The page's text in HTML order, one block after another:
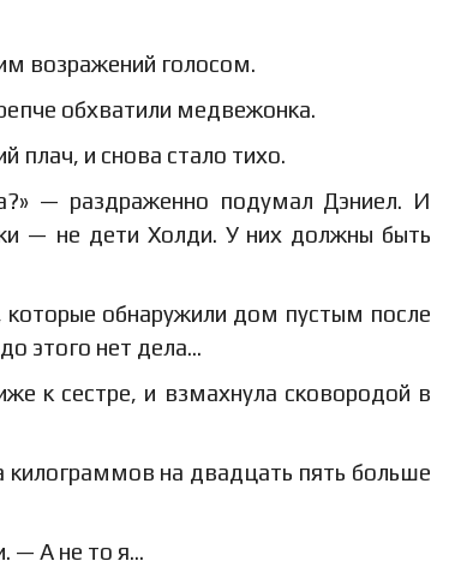
возражений голосом.
обхватили медвежонка.
плач, и снова стало тихо.
— раздраженно подумал Дэниел. И
— не дети Холди. У них должны быть
обнаружили дом пустым после
этого нет дела…
к сестре, и взмахнула сковородой в
на двадцать пять больше
— А не то я…